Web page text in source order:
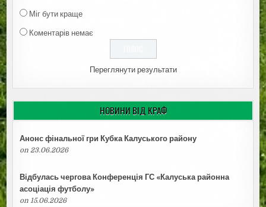
Міг бути краще
Коментарів немає
Переглянути результати
НОВИНИ ВІД КРАФ
Анонс фінальної гри Кубка Калуського району
on 23.06.2026
Відбулась чергова Конференція ГС «Калуська районна
асоціація футболу»
on 15.06.2026